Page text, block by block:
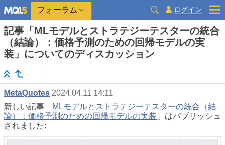
フォーラム ログイン
記事「MLモデルとストラテジーテスターの統合
（結論）：価格予測のための回帰モデルの実
装」についてのディスカッション
MetaQuotes 2024.04.11 14:11
新しい記事「 MLモデルとストラテジーテスターの統合（結
論）：価格予測のための回帰モデルの実装 」はパブリッシュ
されました: